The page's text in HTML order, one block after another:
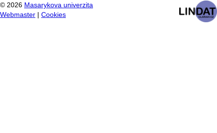
© 2026 Masarykova univerzita
Webmaster
Cookies